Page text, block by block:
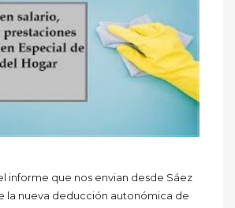
informe que nos envian desde Sáez
la nueva deducción autonómica de